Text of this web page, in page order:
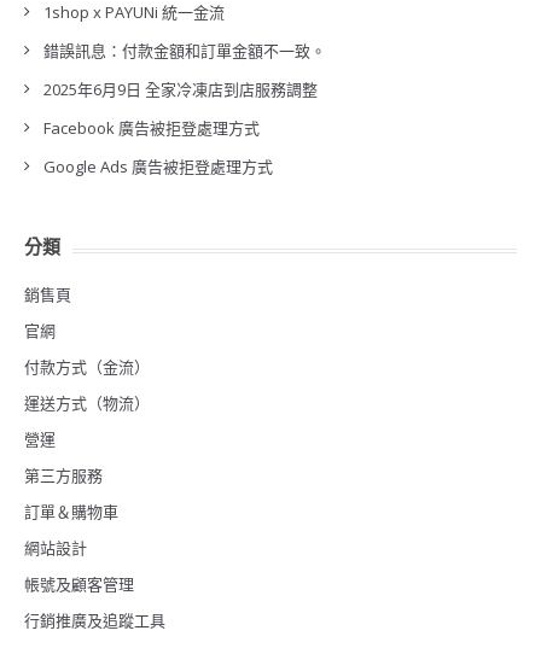
1shop x PAYUNi 統一金流
錯誤訊息：付款金額和訂單金額不一致。
2025年6月9日 全家冷凍店到店服務調整
Facebook 廣告被拒登處理方式
Google Ads 廣告被拒登處理方式
分類
銷售頁
官網
付款方式（金流）
運送方式（物流）
營運
第三方服務
訂單＆購物車
網站設計
帳號及顧客管理
行銷推廣及追蹤工具